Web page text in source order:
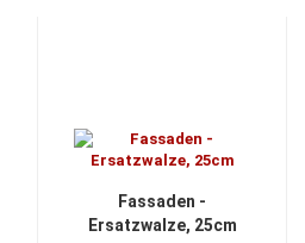
Fassaden -
Ersatzwalze, 25cm